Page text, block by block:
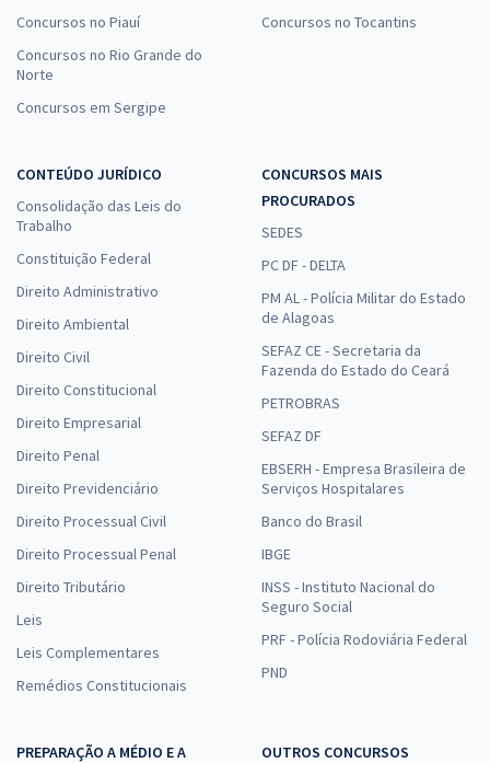
Concursos no Piauí
Concursos no Rio Grande do
Norte
Concursos em Sergipe
Concursos no Tocantins
CONTEÚDO JURÍDICO
Consolidação das Leis do
Trabalho
Constituição Federal
Direito Administrativo
Direito Ambiental
Direito Civil
Direito Constitucional
Direito Empresarial
Direito Penal
Direito Previdenciário
Direito Processual Civil
Direito Processual Penal
Direito Tributário
Leis
Leis Complementares
Remédios Constitucionais
CONCURSOS MAIS
PROCURADOS
SEDES
PC DF - DELTA
PM AL - Polícia Militar do Estado
de Alagoas
SEFAZ CE - Secretaria da
Fazenda do Estado do Ceará
PETROBRAS
SEFAZ DF
EBSERH - Empresa Brasileira de
Serviços Hospitalares
Banco do Brasil
IBGE
INSS - Instituto Nacional do
Seguro Social
PRF - Polícia Rodoviária Federal
PND
PREPARAÇÃO A MÉDIO E A
OUTROS CONCURSOS